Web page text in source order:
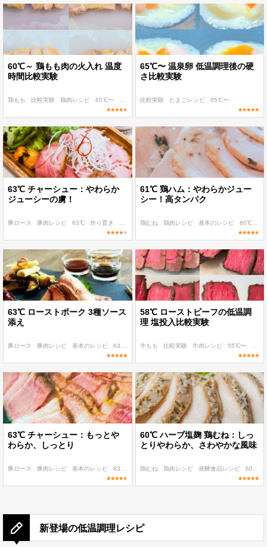
60℃～ 鶏もも肉の火入れ 温度
時間比較実験
鶏もも 比較実験 鶏肉レシピ 65℃〜
65℃〜 温泉卵 低温調理後の硬
さ比較実験
比較実験 たまごレシピ 65℃〜
63℃ チャーシュー：やわらか
ジューシーの虜！
豚ロース 豚肉レシピ 63℃ 作り置き
61℃ 鶏ハム：やわらかジュー
シー！高タンパク
鶏むね 鶏肉レシピ 基本のレシピ 60℃〜
63℃ ローストポーク 3種ソース
添え
豚ロース 豚肉レシピ 基本のレシピ 63℃ 作り置き
58℃ ローストビーフの低温調
理 塩投入比較実験
牛もも 比較実験 牛肉レシピ 55℃〜
63℃ チャーシュー：もっとや
わらか、しっとり
豚ロース 豚肉レシピ 基本のレシピ 63℃ 作り置き
60℃ ハーブ塩麹 鶏むね：しっ
とりやわらか、さわやかな風味
鶏むね 鶏肉レシピ 発酵食品レシピ 60℃〜
新登場の低温調理レシピ